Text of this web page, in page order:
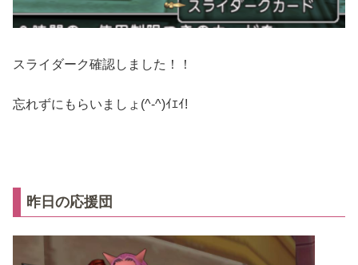
スライダーク確認しました！！
忘れずにもらいましょ(^-^)ｲｴｲ!
昨日の応援団